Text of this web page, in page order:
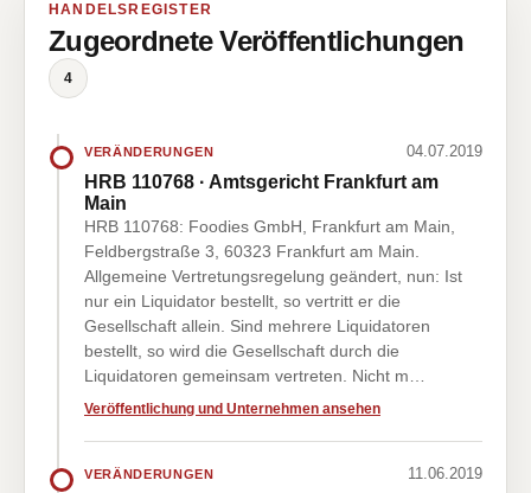
HANDELSREGISTER
Zugeordnete Veröffentlichungen
4
VERÄNDERUNGEN 04.07.2019
HRB 110768 · Amtsgericht Frankfurt am
Main
HRB 110768: Foodies GmbH, Frankfurt am Main,
Feldbergstraße 3, 60323 Frankfurt am Main.
Allgemeine Vertretungsregelung geändert, nun: Ist
nur ein Liquidator bestellt, so vertritt er die
Gesellschaft allein. Sind mehrere Liquidatoren
bestellt, so wird die Gesellschaft durch die
Liquidatoren gemeinsam vertreten. Nicht m…
Veröffentlichung und Unternehmen ansehen
VERÄNDERUNGEN 11.06.2019